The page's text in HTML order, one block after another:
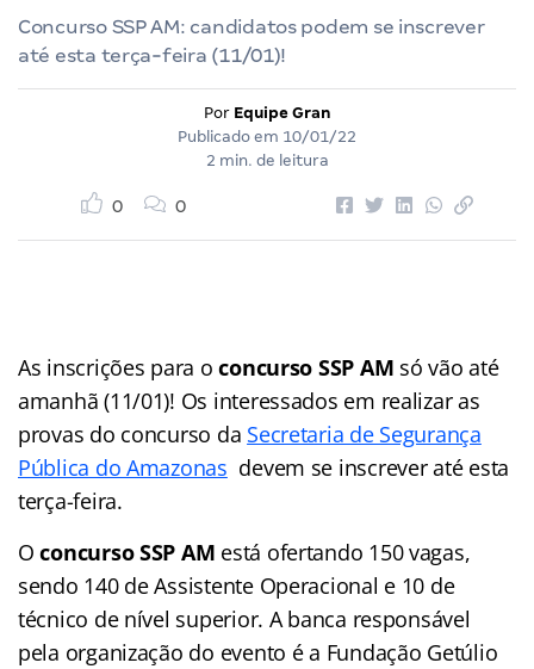
Concurso SSP AM: candidatos podem se inscrever
até esta terça-feira (11/01)!
Por Equipe Gran
Publicado em 10/01/22
2 min. de leitura
0 0
As inscrições para oconcurso SSP AM só vão até
amanhã (11/01)! Os interessados em realizar as
provas do concurso da Secretaria de Segurança
Pública do Amazonas devem se inscrever até esta
terça-feira.
Oconcurso SSP AM está ofertando 150 vagas,
sendo 140 de Assistente Operacional e 10 de
técnico de nível superior. A banca responsável
pela organização do evento é a Fundação Getúlio